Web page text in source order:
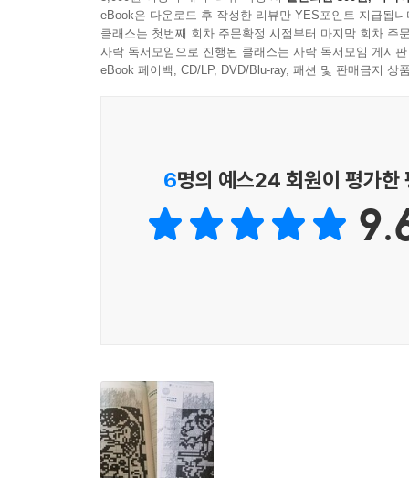
eBook은 다운로드 후 작성한 리뷰만 YES포인트 지급됩니
클래스는 첫번째 회차 주문확정 시점부터 마지막 회차 주
사락 독서모임으로 진행된 클래스는 사락 독서모임 게시
eBook 페이백, CD/LP, DVD/Blu-ray, 패션 및 판매금지 상
6명의 예스24 회원이 평가한